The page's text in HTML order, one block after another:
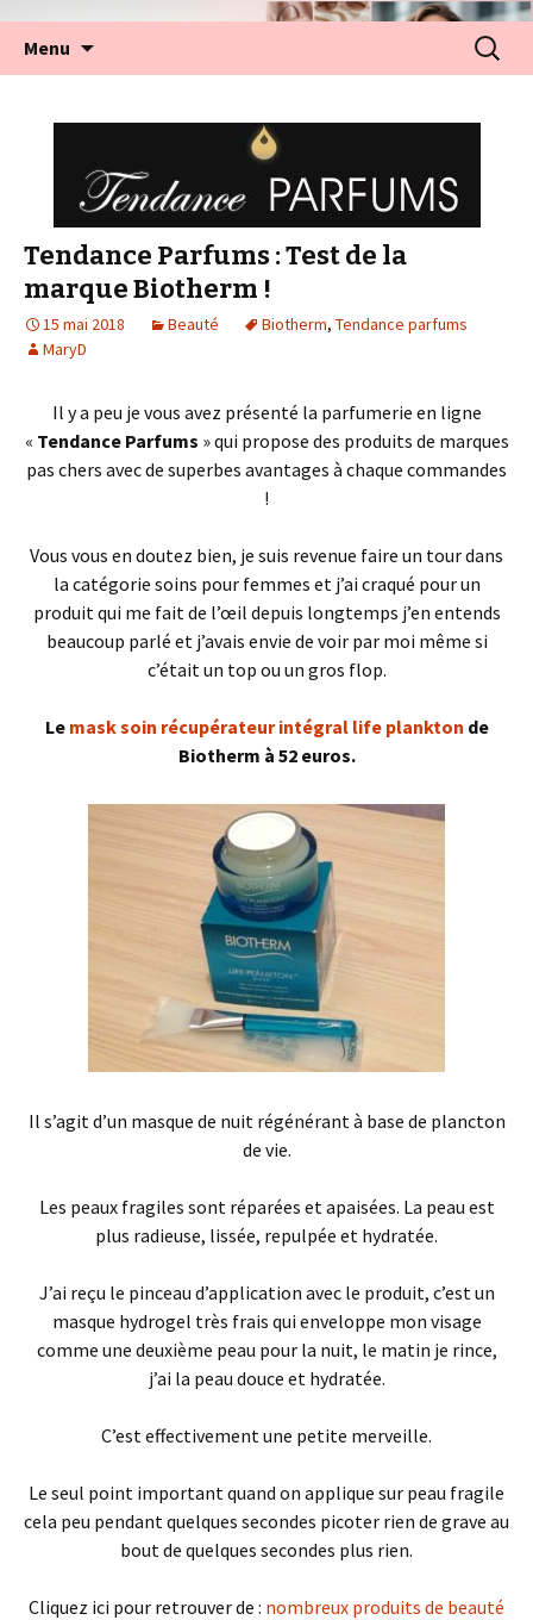
Menu
Tendance Parfums : Test de la
marque Biotherm !
15 mai 2018 Beauté Biotherm, Tendance parfums
MaryD
Il y a peu je vous avez présenté la parfumerie en ligne
« Tendance Parfums » qui propose des produits de marques
pas chers avec de superbes avantages à chaque commandes
!
Vous vous en doutez bien, je suis revenue faire un tour dans
la catégorie soins pour femmes et j’ai craqué pour un
produit qui me fait de l’œil depuis longtemps j’en entends
beaucoup parlé et j’avais envie de voir par moi même si
c’était un top ou un gros flop.
Le mask soin récupérateur intégral life plankton de
Biotherm à 52 euros.
Il s’agit d’un masque de nuit régénérant à base de plancton
de vie.
Les peaux fragiles sont réparées et apaisées. La peau est
plus radieuse, lissée, repulpée et hydratée.
J’ai reçu le pinceau d’application avec le produit, c’est un
masque hydrogel très frais qui enveloppe mon visage
comme une deuxième peau pour la nuit, le matin je rince,
j’ai la peau douce et hydratée.
C’est effectivement une petite merveille.
Le seul point important quand on applique sur peau fragile
cela peu pendant quelques secondes picoter rien de grave au
bout de quelques secondes plus rien.
Cliquez ici pour retrouver de : nombreux produits de beauté